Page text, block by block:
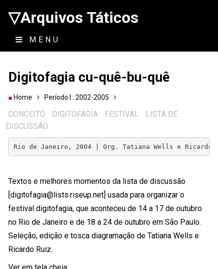
▽Arquivos Táticos
MENU
Digitofagia cu-quê-bu-quê
Home Período I : 2002-2005
CONCEITO DIGITOFAGIA FESTIVAL
LISTA DE
DISCUSSÃO
Rio de Janeiro, 2004 | Org. Tatiana Wells e Ricardo
Textos e melhores momentos da lista de discussão
[digitofagia@lists.riseup.net] usada para organizar o
festival digitofagia, que aconteceu de 14 a 17 de outubro
no Rio de Janeiro e de 18 a 24 de outubro em São Paulo.
Seleção, edição e tosca diagramação de Tatiana Wells e
Ricardo Ruiz.